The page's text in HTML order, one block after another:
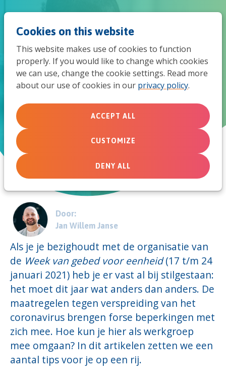
Cookies on this website
This website makes use of cookies to function
properly. If you would like to change which cookies
we can use, change the cookie settings. Read more
about our use of cookies in our privacy policy.
ACCEPT ALL
CUSTOMIZE
DENY ALL
Coronamaatregelen in de Week
van gebed
January 12, 2021
Door:
Jan Willem Janse
Als je je bezighoudt met de organisatie van
de Week van gebed voor eenheid(17 t/m 24
januari 2021) heb je er vast al bij stilgestaan:
het moet dit jaar wat anders dan anders. De
maatregelen tegen verspreiding van het
coronavirus brengen forse beperkingen met
zich mee. Hoe kun je hier als werkgroep
mee omgaan? In dit artikelen zetten we een
aantal tips voor je op een rij.